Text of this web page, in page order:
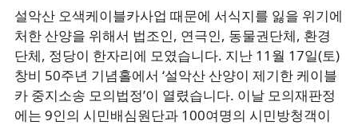
게
게
설악산 오색케이블카사업 때문에 서식지를 잃을 위기에
처한 산양을 위해서 법조인, 연극인, 동물권단체, 환경
단체, 정당이 한자리에 모였습니다. 지난 11월 17일(토)
창비 50주년 기념홀에서 ‘설악산 산양이 제기한 케이블
카 중지소송 모의법정’이 열렸습니다. 이날 모의재판정
에는 9인의 시민배심원단과 100여명의 시민방청객이